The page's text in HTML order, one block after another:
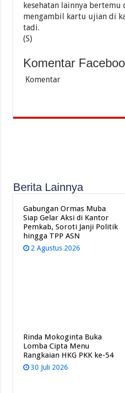
kesehatan lainnya bertemu
mengambil kartu ujian di
tadi.
(S)
Komentar
Komentar
Berita Lainnya
Gabungan Ormas Muba
Siap Gelar Aksi di Kantor
Pemkab, Soroti Janji Politik
hingga TPP ASN
2 Agustus 2026
Rinda Mokoginta Buka
Lomba Cipta Menu
Rangkaian HKG PKK ke-54
30 Juli 2026